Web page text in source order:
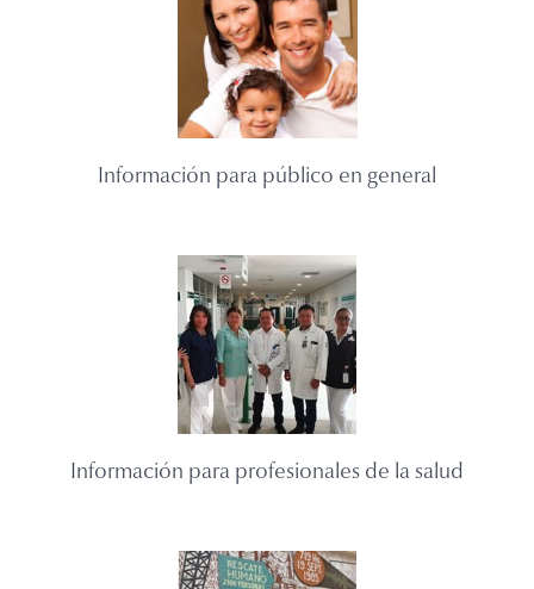
Información para público en general
Información para profesionales de la salud